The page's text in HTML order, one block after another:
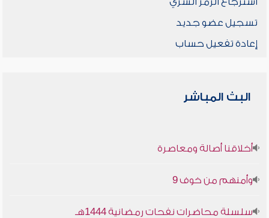
تسجيل عضو جديد
إعادة تفعيل حساب
البث المباشر
أخلاقنا أصالة ومعاصرة
وأمنهم من خوف 9
سلسلة محاضرات نفحات رمضانية 1444هـ